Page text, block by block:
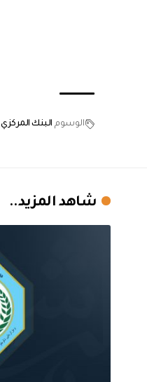
الوسوم البنك المركزي
شاهد المزيد..